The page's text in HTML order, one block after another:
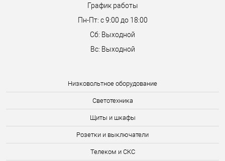
Низковольтное оборудование
Светотехника
Щиты и шкафы
Розетки и выключатели
Телеком и СКС
График работы
Пн-Пт: с 9:00 до 18:00
Сб: Выходной
Вс: Выходной